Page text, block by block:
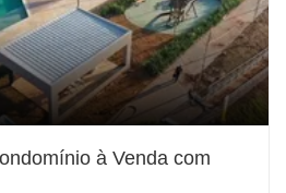
à Venda com